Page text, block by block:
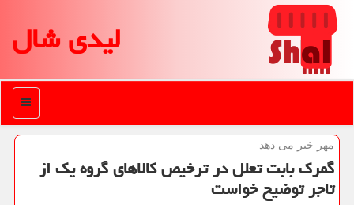
لیدی شال
منو
مهر خبر می دهد
گمرك بابت تعلل در ترخیص كالاهای گروه یك از
تاجر توضیح خواست